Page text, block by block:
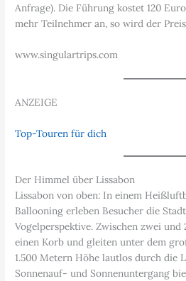
Anfrage). Die Führung kostet 120
mehr Teilnehmer an, so wird der
www.singulartrips.com
ANZEIGE
Top-Touren für dich
Der Himmel über Lissabon
Lissabon von oben: In einem
Ballooning erleben Besucher die
Vogelperspektive. Zwischen zwei und
einen Korb und gleiten unter dem
1.500 Metern Höhe lautlos durch die
Sonnenauf- und Sonnenuntergang